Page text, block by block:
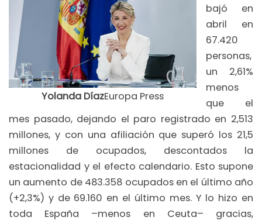
Yolanda DíazEuropa Press
bajó en
abril en
67.420
personas,
un 2,61%
menos
que el
mes pasado, dejando el paro registrado en 2,513
millones, y con una afiliación que superó los 21,5
millones de ocupados, descontados la
estacionalidad y el efecto calendario. Esto supone
un aumento de 483.358 ocupados en el último año
(+2,3%) y de 69.160 en el último mes. Y lo hizo en
toda España –menos en Ceuta– gracias,